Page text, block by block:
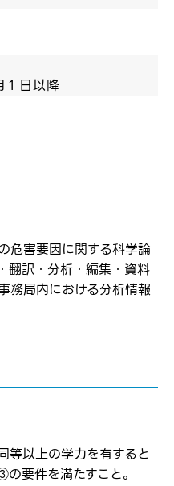
をみて
をみて
要です
１日以降
危害要因に関する科学論
翻訳・分析・編集・資料
務局内における分析情報
等以上の学力を有すると
要件を満たすこと。